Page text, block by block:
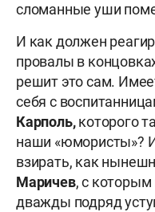
сломанные уши
И как должен
провалы в
решит это сам.
себя с
Карполь,которого
наши «юмористы»?
взирать, как
Маричев, с
дважды подряд